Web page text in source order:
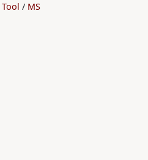
Tool MS